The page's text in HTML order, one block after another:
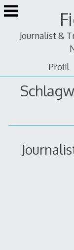
Zum
Inhalt
Journalist &
Profil